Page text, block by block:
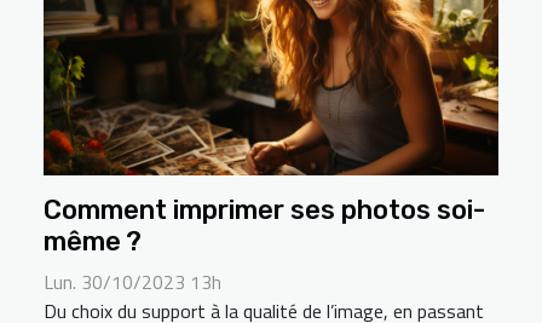
Comment imprimer ses photos soi-
même ?
Lun. 30/10/2023 13h
Du choix du support à la qualité de l’image, en passant